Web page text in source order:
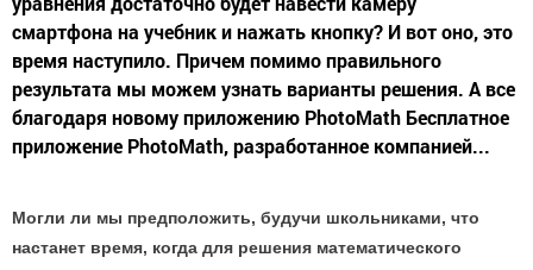
смартфона на учебник и нажать кнопку? И вот оно, это
время наступило. Причем помимо правильного
результата мы можем узнать варианты решения. А все
благодаря новому приложению PhotoMath Бесплатное
приложение PhotoMath, разработанное компанией...
Могли ли мы предположить, будучи школьниками, что
настанет время, когда для решения математического